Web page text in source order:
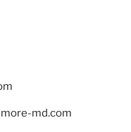
md.com